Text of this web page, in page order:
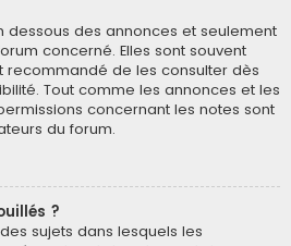
dessous des annonces et seulement
concerné. Elles sont souvent
recommandé de les consulter dès
Tout comme les annonces et les
concernant les notes sont
du forum.
?
sujets dans lesquels les